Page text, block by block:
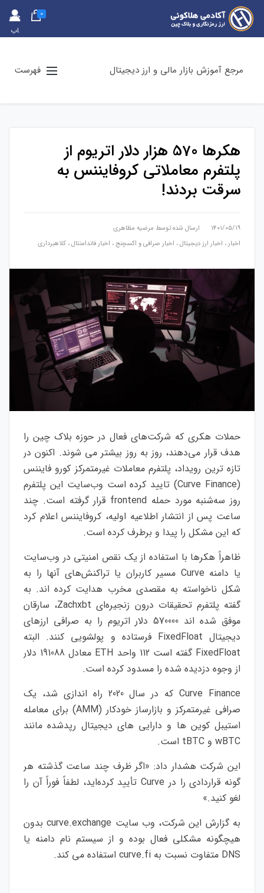
حس
اب
0
مرجع آموزش بازار مالی و ارز دیجیتال فهرست
هکرها 570 هزار دلار اتریوم از
پلتفرم معاملاتی کروفایننس به
سرقت بردند!
۱۴۰۱/۰۵/۱۹ ارسال شده توسط مرضیه مظاهری
اخبار ، اخبار ارز دیجیتال، اخبار صرافی و اکسچنج ، اخبار فاندامنتال، کلاهبرداری
حملات هکری که شرکت‌های فعال در حوزه بلاک چین را
هدف قرار می‌دهند، روز به روز بیشتر می شوند. اکنون در
تازه ترین رویداد، پلتفرم معاملات غیرمتمرکز کورو فایننس
(Curve Finance) تایید کرده است وب‌سایت این پلتفرم
روز سه‌شنبه مورد حمله frontend قرار گرفته است. چند
ساعت پس از انتشار اطلاعیه اولیه، کروفایننس اعلام کرد
که این مشکل را پیدا و برطرف کرده است.
ظاهراً هکرها با استفاده از یک نقص امنیتی در وب‌سایت
یا دامنه Curve مسیر کاربران یا تراکنش‌های آنها را به
شکل ناخواسته به مقصدی مخرب هدایت کرده اند. به
گفته پلتفرم تحقیقات درون زنجیره‌ای Zachxbt، سارقان
موفق شده اند 570000 دلار اتریوم را به صرافی ارزهای
دیجیتال FixedFloat فرستاده و پولشویی کنند. البته
FixedFloat گفته است 112 واحد ETH معادل 191088 دلار
از وجوه دزدیده شده را مسدود کرده است.
Curve Finance که در سال 2020 راه اندازی شد، یک
صرافی غیرمتمرکز و بازارساز خودکار (AMM) برای معامله
استیبل کوین ها و دارایی های دیجیتال رپدشده مانند
wBTC و tBTC است.
این شرکت هشدار داد: «اگر ظرف چند ساعت گذشته هر
گونه قراردادی را در Curve تأیید کرده‌اید، لطفاً فوراً آن را
لغو کنید.»
به گزارش این شرکت، وب سایت curve.exchange بدون
هیچگونه مشکلی فعال بوده و از سیستم نام دامنه یا
DNS متفاوت نسبت به curve.fi استفاده می کند.